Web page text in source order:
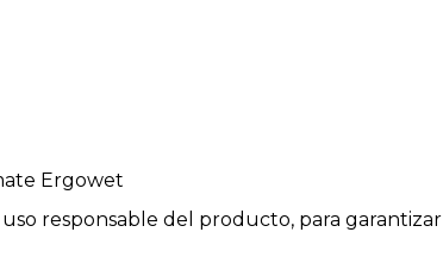
Ergowet
responsable del producto, para